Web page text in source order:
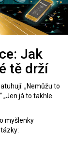
Jak
tě drží
„Nemůžu to
„Jen já to takhle
myšlenky